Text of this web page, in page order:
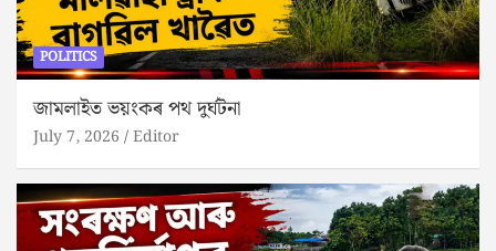
POLITICS
জামলাইত ভয়ংকৰ পথ দুৰ্ঘটনা
July 7, 2026 Editor